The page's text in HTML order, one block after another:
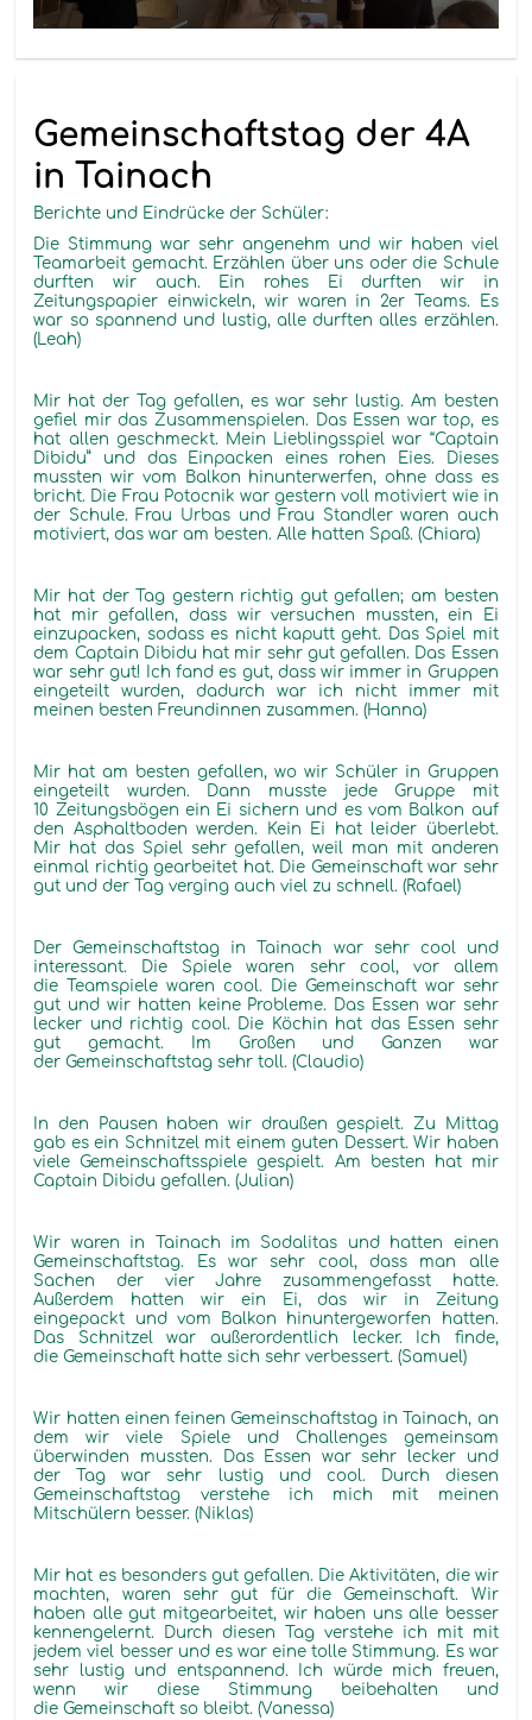
Gemeinschaftstag der 4A
in Tainach
Berichte und Eindrücke der Schüler:
Die Stimmung war sehr angenehm und wir haben viel
Teamarbeit gemacht. Erzählen über uns oder die Schule
durften wir auch. Ein rohes Ei durften wir in
Zeitungspapier einwickeln, wir waren in 2er Teams. Es
war so spannend und lustig, alle durften alles erzählen.
(Leah)
Mir hat der Tag gefallen, es war sehr lustig. Am besten
gefiel mir das Zusammenspielen. Das Essen war top, es
hat allen geschmeckt. Mein Lieblingsspiel war “Captain
Dibidu” und das Einpacken eines rohen Eies. Dieses
mussten wir vom Balkon hinunterwerfen, ohne dass es
bricht. Die Frau Potocnik war gestern voll motiviert wie in
der Schule. Frau Urbas und Frau Standler waren auch
motiviert, das war am besten. Alle hatten Spaß. (Chiara)
Mir hat der Tag gestern richtig gut gefallen; am besten
hat mir gefallen, dass wir versuchen mussten, ein Ei
einzupacken, sodass es nicht kaputt geht. Das Spiel mit
dem Captain Dibidu hat mir sehr gut gefallen. Das Essen
war sehr gut! Ich fand es gut, dass wir immer in Gruppen
eingeteilt wurden, dadurch war ich nicht immer mit
meinen besten Freundinnen zusammen. (Hanna)
Mir hat am besten gefallen, wo wir Schüler in Gruppen
eingeteilt wurden. Dann musste jede Gruppe mit
10 Zeitungsbögen ein Ei sichern und es vom Balkon auf
den Asphaltboden werden. Kein Ei hat leider überlebt.
Mir hat das Spiel sehr gefallen, weil man mit anderen
einmal richtig gearbeitet hat. Die Gemeinschaft war sehr
gut und der Tag verging auch viel zu schnell. (Rafael)
Der Gemeinschaftstag in Tainach war sehr cool und
interessant. Die Spiele waren sehr cool, vor allem
die Teamspiele waren cool. Die Gemeinschaft war sehr
gut und wir hatten keine Probleme. Das Essen war sehr
lecker und richtig cool. Die Köchin hat das Essen sehr
gut gemacht. Im Großen und Ganzen war
der Gemeinschaftstag sehr toll. (Claudio)
In den Pausen haben wir draußen gespielt. Zu Mittag
gab es ein Schnitzel mit einem guten Dessert. Wir haben
viele Gemeinschaftsspiele gespielt. Am besten hat mir
Captain Dibidu gefallen. (Julian)
Wir waren in Tainach im Sodalitas und hatten einen
Gemeinschaftstag. Es war sehr cool, dass man alle
Sachen der vier Jahre zusammengefasst hatte.
Außerdem hatten wir ein Ei, das wir in Zeitung
eingepackt und vom Balkon hinuntergeworfen hatten.
Das Schnitzel war außerordentlich lecker. Ich finde,
die Gemeinschaft hatte sich sehr verbessert. (Samuel)
Wir hatten einen feinen Gemeinschaftstag in Tainach, an
dem wir viele Spiele und Challenges gemeinsam
überwinden mussten. Das Essen war sehr lecker und
der Tag war sehr lustig und cool. Durch diesen
Gemeinschaftstag verstehe ich mich mit meinen
Mitschülern besser. (Niklas)
Mir hat es besonders gut gefallen. Die Aktivitäten, die wir
machten, waren sehr gut für die Gemeinschaft. Wir
haben alle gut mitgearbeitet, wir haben uns alle besser
kennengelernt. Durch diesen Tag verstehe ich mit mit
jedem viel besser und es war eine tolle Stimmung. Es war
sehr lustig und entspannend. Ich würde mich freuen,
wenn wir diese Stimmung beibehalten und
die Gemeinschaft so bleibt. (Vanessa)